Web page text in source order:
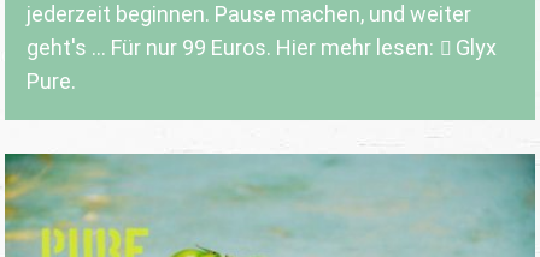
jederzeit beginnen. Pause machen, und weiter
geht's ... Für nur 99 Euros. Hier mehr lesen:
Glyx
Pure.